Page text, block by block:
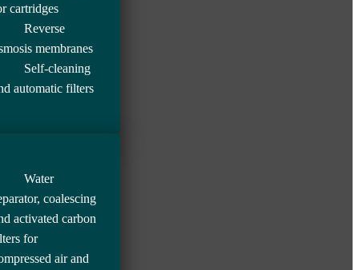
cartridges
Reverse
membranes
Self-cleaning
automatic filters
Water
coalescing
activated carbon
for
air and